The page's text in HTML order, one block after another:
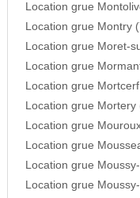
Location grue
Location grue Montry
Location grue Moret-
Location grue
Location grue
Location grue Mortery
Location grue
Location grue
Location grue
Location grue